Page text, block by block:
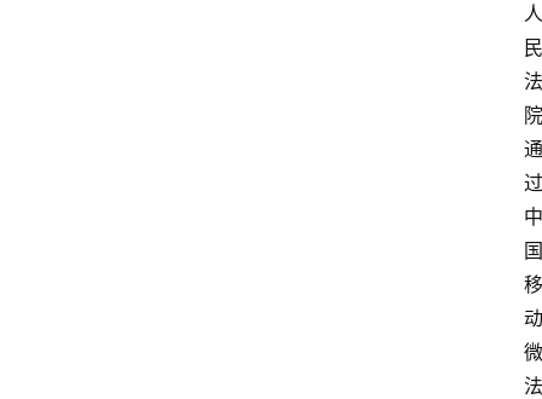
人
民
法
院
通
过
中
国
移
动
微
法